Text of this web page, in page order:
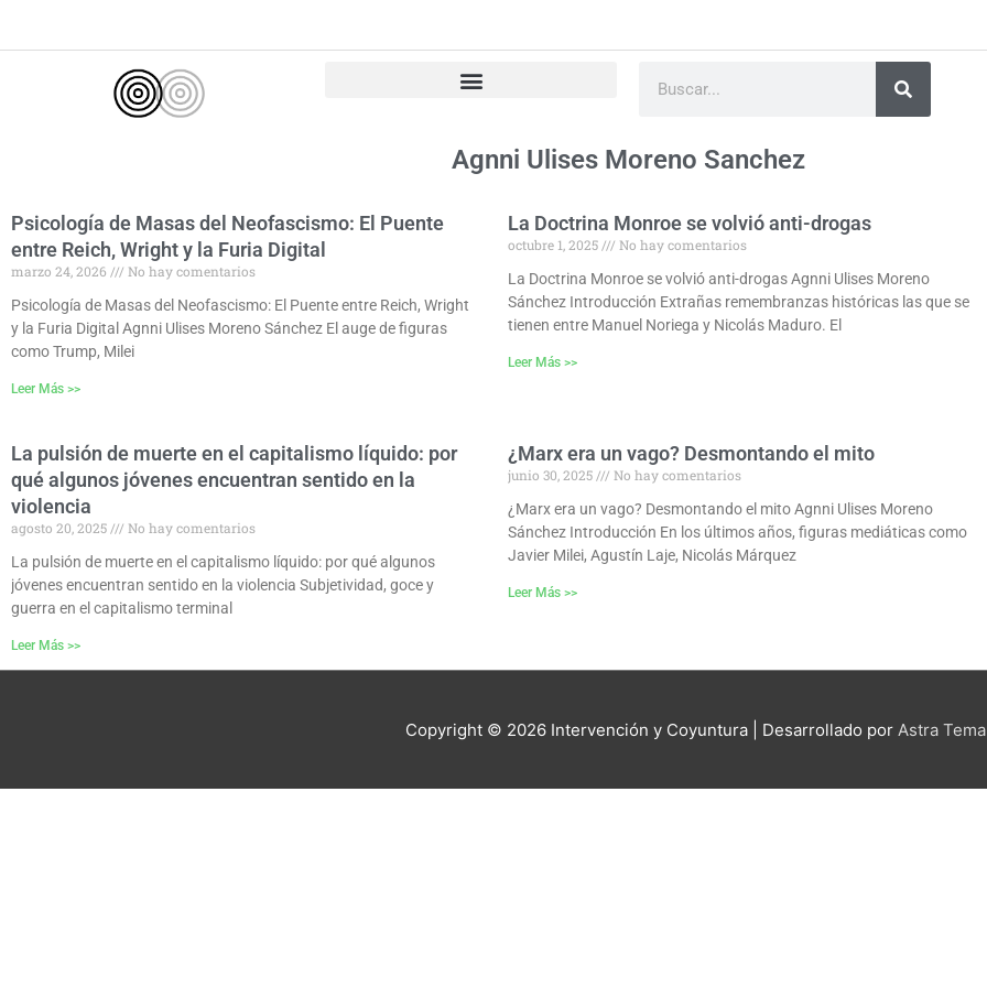
Agnni Ulises Moreno Sanchez
Psicología de Masas del Neofascismo: El Puente
entre Reich, Wright y la Furia Digital
marzo 24, 2026
No hay comentarios
Psicología de Masas del Neofascismo: El Puente entre Reich, Wright
y la Furia Digital Agnni Ulises Moreno Sánchez El auge de figuras
como Trump, Milei
Leer Más >>
La Doctrina Monroe se volvió anti-drogas
octubre 1, 2025
No hay comentarios
La Doctrina Monroe se volvió anti-drogas Agnni Ulises Moreno
Sánchez Introducción Extrañas remembranzas históricas las que se
tienen entre Manuel Noriega y Nicolás Maduro. El
Leer Más >>
La pulsión de muerte en el capitalismo líquido: por
qué algunos jóvenes encuentran sentido en la
violencia
agosto 20, 2025
No hay comentarios
La pulsión de muerte en el capitalismo líquido: por qué algunos
jóvenes encuentran sentido en la violencia Subjetividad, goce y
guerra en el capitalismo terminal
Leer Más >>
¿Marx era un vago? Desmontando el mito
junio 30, 2025
No hay comentarios
¿Marx era un vago? Desmontando el mito Agnni Ulises Moreno
Sánchez Introducción En los últimos años, figuras mediáticas como
Javier Milei, Agustín Laje, Nicolás Márquez
Leer Más >>
Copyright © 2026 Intervención y Coyuntura| Desarrollado por Astra